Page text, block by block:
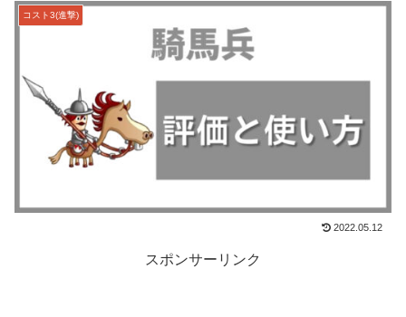
コスト3(進撃)
2022.05.12
スポンサーリンク